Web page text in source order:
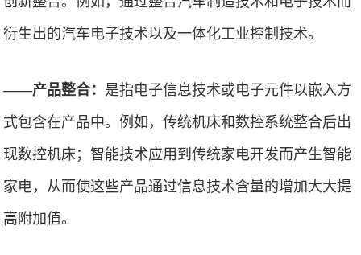
衍生出的汽车电子技术以及一体化工业控制技术。
——产品整合： 是指电子信息技术或电子元件以嵌入方
式包含在产品中。例如，传统机床和数控系统整合后出
现数控机床；智能技术应用到传统家电开发而产生智能
家电，从而使这些产品通过信息技术含量的增加大大提
高附加值。